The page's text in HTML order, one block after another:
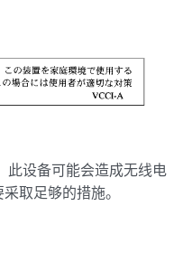
此设备可能会造成无线电
取足够的措施。